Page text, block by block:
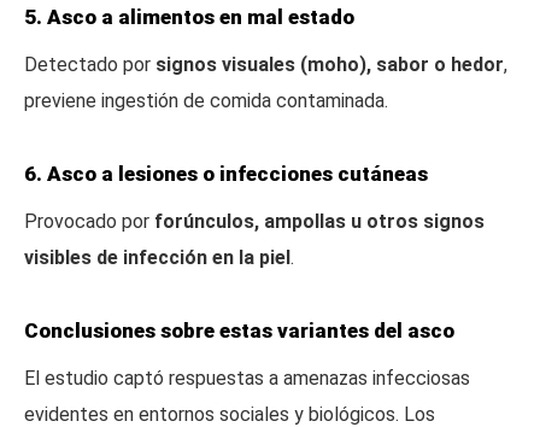
5. Asco a alimentos en mal estado
Detectado por signos visuales (moho), sabor o hedor,
previene ingestión de comida contaminada.
6. Asco a lesiones o infecciones cutáneas
Provocado por forúnculos, ampollas u otros signos
visibles de infección en la piel.
Conclusiones sobre estas variantes del asco
El estudio captó respuestas a amenazas infecciosas
evidentes en entornos sociales y biológicos. Los